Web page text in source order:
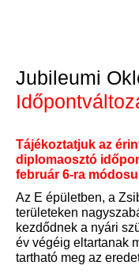
Jubileumi
Tájékoztatjuk az
diplomaosztó
február 6-ra
Az E épületben, a
területeken
kezdődnek a nyári
év végéig eltartanak
tartható meg az